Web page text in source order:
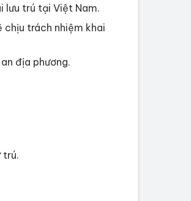
lưu trú tại Việt Nam.
chịu trách nhiệm khai
địa phương.
trú.